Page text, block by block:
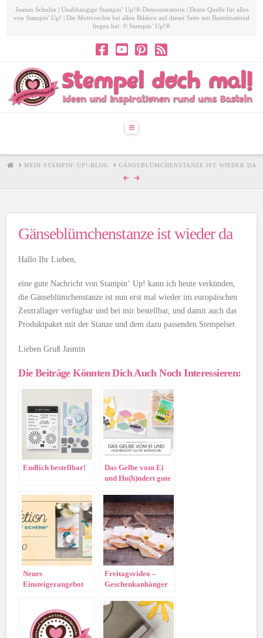
Jasmin Schulze | Unabhängige Stampin’ Up!®-Demonstratorin | Deine Quelle für alles
von Stampin' Up! | Die Motivrechte bei allen Bildern auf dieser Seite mit Bastelmaterial
liegen bei: © Stampin’ Up!®
Navigation
HOMEMEIN STAMPIN' UP!-BLOG GÄNSEBLÜMCHENSTANZE IST WIEDER DA
Gänseblümchenstanze ist wieder da
Hallo Ihr Lieben,
eine gute Nachricht von Stampin‘ Up! kann ich heute verkünden,
die Gänseblümchenstanze ist nun erst mal wieder im europäischen
Zentrallager verfügbar und bei mir bestellbar, und damit auch das
Produktpaket mit der Stanze und dem dazu passenden Stempelset.
Lieben Gruß Jasmin
Die Beiträge Könnten Dich Auch Noch Interessieren:
Endlich bestellbar!
Das Gelbe vom Ei
und Hu(h)ndert gute
Neues
Einsteigerangebot
möchten <3
Freitagsvideo –
Geschenkanhänger